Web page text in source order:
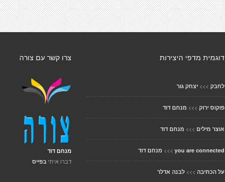
צרו קשר עם צורה
מנחם דוד
דברו איתי בפייס
דוגמית מדפי היצירות
לחבק >>> יצחק גור
פוקוס ירוק >>> מנחם דוד
אוצר מילים >>> מנחם דוד
you are connected
>>> מנחם דוד
על הכתיבה >>> לבנה אדלר